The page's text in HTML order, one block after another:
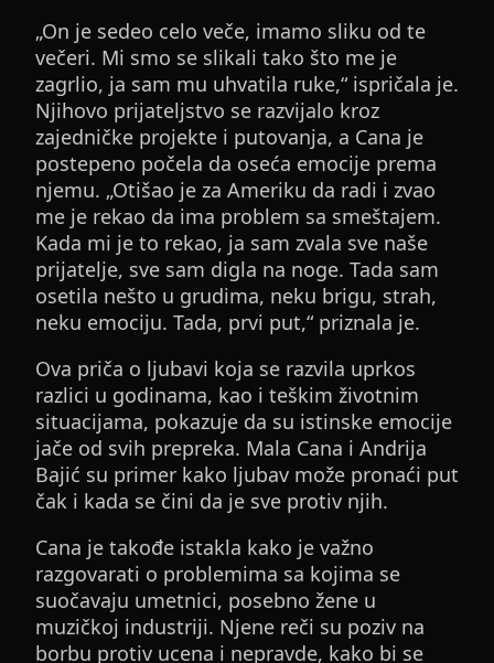
„On je sedeo celo veče, imamo sliku od te
večeri. Mi smo se slikali tako što me je
zagrlio, ja sam mu uhvatila ruke,“ ispričala je.
Njihovo prijateljstvo se razvijalo kroz
zajedničke projekte i putovanja, a Cana je
postepeno počela da oseća emocije prema
njemu. „Otišao je za Ameriku da radi i zvao
me je rekao da ima problem sa smeštajem.
Kada mi je to rekao, ja sam zvala sve naše
prijatelje, sve sam digla na noge. Tada sam
osetila nešto u grudima, neku brigu, strah,
neku emociju. Tada, prvi put,“ priznala je.
Ova priča o ljubavi koja se razvila uprkos
razlici u godinama, kao i teškim životnim
situacijama, pokazuje da su istinske emocije
jače od svih prepreka. Mala Cana i Andrija
Bajić su primer kako ljubav može pronaći put
čak i kada se čini da je sve protiv njih.
Cana je takođe istakla kako je važno
razgovarati o problemima sa kojima se
suočavaju umetnici, posebno žene u
muzičkoj industriji. Njene reči su poziv na
borbu protiv ucena i nepravde, kako bi se